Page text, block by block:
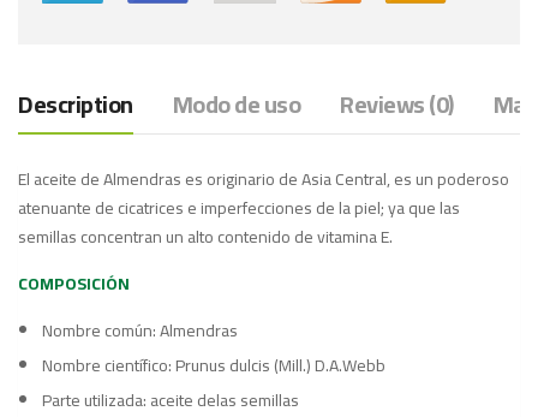
Description Modo de uso Reviews (0)
El aceite de Almendras es originario de Asia Central, es un poderoso
atenuante de cicatrices e imperfecciones de la piel; ya que las
semillas concentran un alto contenido de vitamina E.
COMPOSICIÓN
Nombre común: Almendras
Nombre científico: Prunus dulcis (Mill.) D.A.Webb
Parte utilizada: aceite delas semillas